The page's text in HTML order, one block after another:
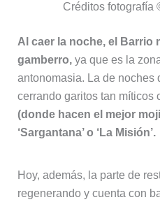
Créditos fotografía
Al caer la noche, el Barrio
gamberro,ya que es la
antonomasia. La de noches
cerrando garitos tan míticos
(donde hacen el mejor
‘Sargantana’ o ‘La Misión’.
Hoy, además, la parte de
regenerando y cuenta con